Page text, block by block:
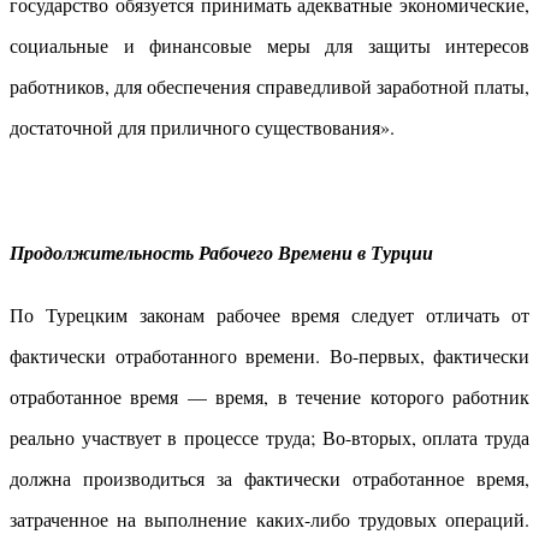
социальные и финансовые меры для защиты интересов
работников, для обеспечения справедливой заработной платы,
достаточной для приличного существования».
Продолжительность Рабочего Времени в Турции
По Турецким законам рабочее время следует отличать от
фактически отработанного времени. Во-первых, фактически
отработанное время — время, в течение которого работник
реально участвует в процессе труда; Во-вторых, оплата труда
должна производиться за фактически отработанное время,
затраченное на выполнение каких-либо трудовых операций.